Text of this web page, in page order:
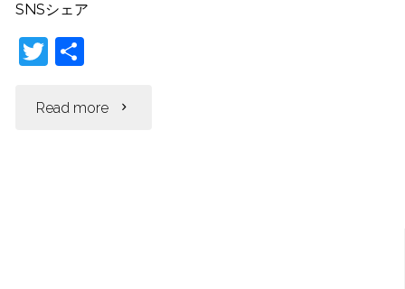
政
SNSシェア
T
itt
共
Read more "地